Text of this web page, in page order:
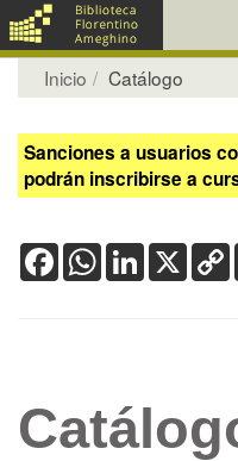
Inicio Catálogo
Sanciones a usuarios
podrán inscribirse a
FacebookWhatsApp
LinkedIn
X